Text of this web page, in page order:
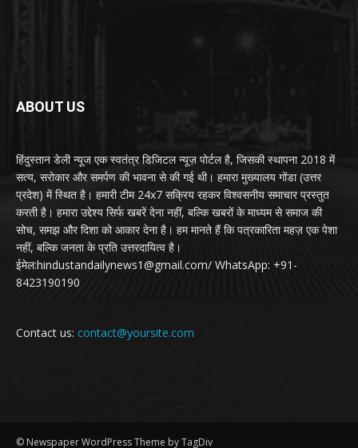
ABOUT US
हिंदुस्तान डेली न्यूज एक स्वतंत्र डिजिटल न्यूज़ पोर्टल है, जिसकी स्थापना 2018 में
सत्य, सरोकार और समर्पण की भावना से की गई थी। हमारा मुख्यालय गोंडा (उत्तर
प्रदेश) में स्थित है। हमारी टीम 24x7 सक्रिय रहकर विश्वसनीय समाचार प्रस्तुत
करती है। हमारा उद्देश्य सिर्फ खबरें देना नहीं, बल्कि खबरों के माध्यम से समाज की
सोच, समझ और दिशा को आकार देना है। हम मानते हैं कि पत्रकारिता महज़ एक पेशा
नहीं, बल्कि जनता के प्रति उत्तरदायित्व है।
ईमेल:hindustandailynews1@gmail.com/ WhatsApp: +91-
8423190190
Contact us: contact@yoursite.com
© Newspaper WordPress Theme by TagDiv